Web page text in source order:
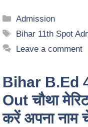
Admission
Bihar 11th Spot
Leave a comment
Bihar B.Ed
Out चौथा
करें अपना नाम